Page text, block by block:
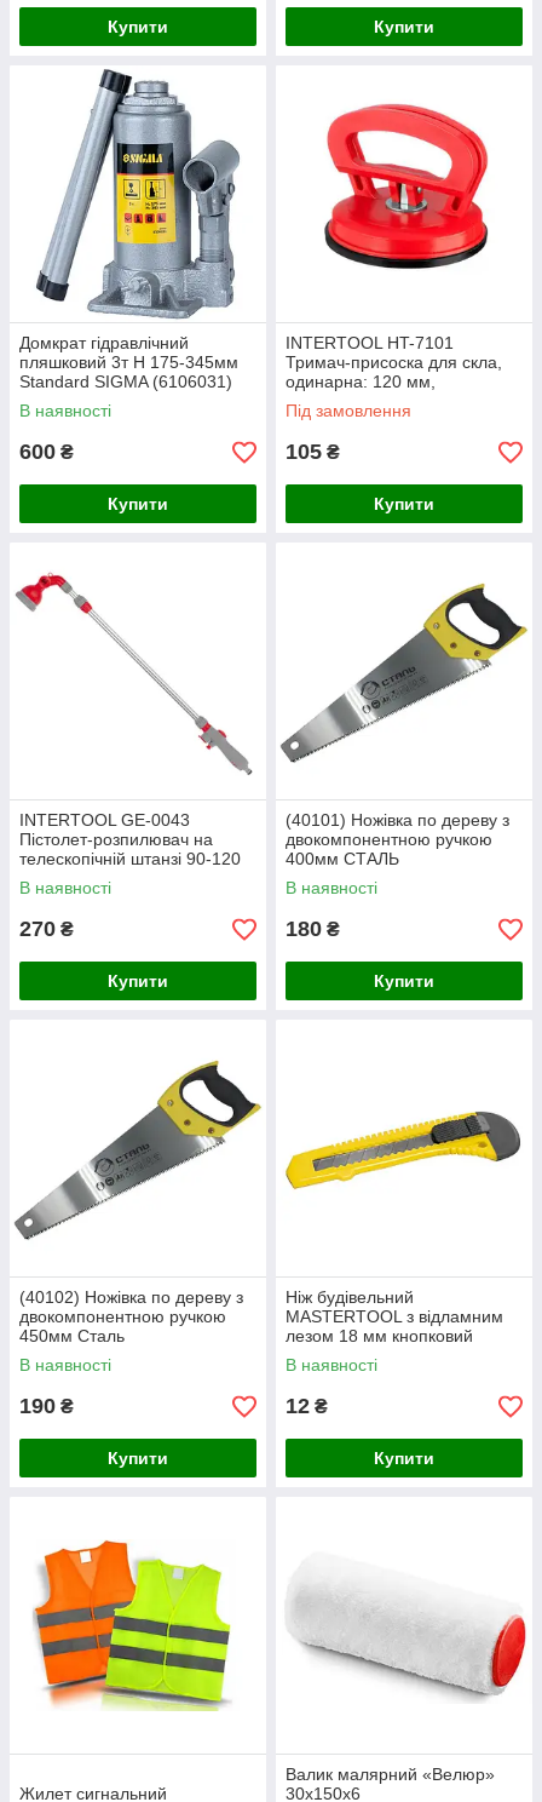
Купити Купити
Домкрат гідравлічний
пляшковий 3т H 175-345мм
Standard SIGMA (6106031)
В наявності
600 ₴
Купити
INTERTOOL HT-7101
Тримач-присоска для скла,
одинарна: 120 мм,
максимальне навантаження:
40 кг
Під замовлення
105 ₴
Купити
INTERTOOL GE-0043
Пістолет-розпилювач на
телескопічній штанзі 90-120
см для поливання 9
функціональний
В наявності
270 ₴
Купити
(40101) Ножівка по дереву з
двокомпонентною ручкою
400мм СТАЛЬ
В наявності
180 ₴
Купити
(40102) Ножівка по дереву з
двокомпонентною ручкою
450мм Сталь
В наявності
190 ₴
Купити
Ніж будівельний
MASTERTOOL з відламним
лезом 18 мм кнопковий
фіксатор 17-0518
В наявності
12 ₴
Купити
Жилет сигнальний
Валик малярний «Велюр»
30x150х6